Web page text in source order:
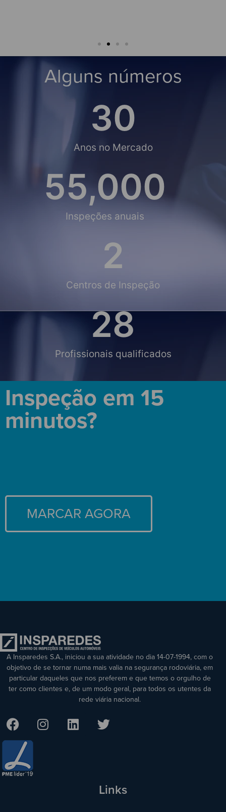
Alguns números
Anos no Mercado
30
Inspeções anuais
55,000
Centros de Inspeção
2
Profissionais qualificados
28
Inspeção em 15
minutos?
MARCAR AGORA
A Insparedes S.A., iniciou a sua atividade no dia 14-07-1994, com o
objetivo de se tornar numa mais valia na segurança rodoviária, em
particular daqueles que nos preferem e que temos o orgulho de
ter como clientes e, de um modo geral, para todos os utentes da
rede viária nacional.
Links